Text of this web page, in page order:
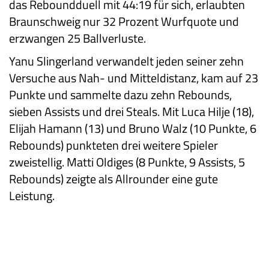
das Reboundduell mit 44:19 für sich, erlaubten
Braunschweig nur 32 Prozent Wurfquote und
erzwangen 25 Ballverluste.
Yanu Slingerland verwandelt jeden seiner zehn
Versuche aus Nah- und Mitteldistanz, kam auf 23
Punkte und sammelte dazu zehn Rebounds,
sieben Assists und drei Steals. Mit Luca Hilje (18),
Elijah Hamann (13) und Bruno Walz (10 Punkte, 6
Rebounds) punkteten drei weitere Spieler
zweistellig. Matti Oldiges (8 Punkte, 9 Assists, 5
Rebounds) zeigte als Allrounder eine gute
Leistung.